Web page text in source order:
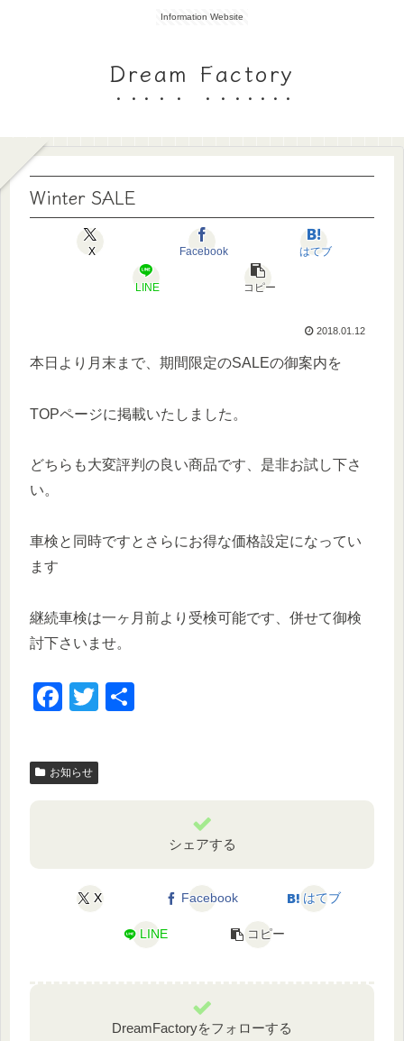
Information Website
Dream Factory
Winter SALE
X Facebook はてブ
LINE コピー
2018.01.12
本日より月末まで、期間限定のSALEの御案内を
TOPページに掲載いたしました。
どちらも大変評判の良い商品です、是非お試し下さ
い。
車検と同時ですとさらにお得な価格設定になってい
ます
継続車検は一ヶ月前より受検可能です、併せて御検
討下さいませ。
F
c
e
T
お知らせ
シェアする
X Facebook はてブ
LINE コピー
DreamFactoryをフォローする